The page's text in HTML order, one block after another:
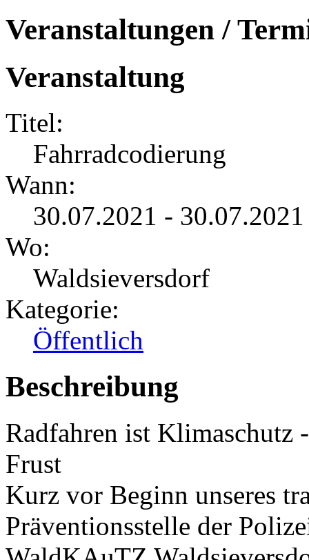
Veranstaltungen /
Veranstaltung
Titel:
Fahrradcodierung
Wann:
30.07.2021 -
Wo:
Waldsieversdorf
Kategorie:
Öffentlich
Beschreibung
Radfahren ist Klimaschutz
Frust
Kurz vor Beginn unseres
Präventionsstelle der